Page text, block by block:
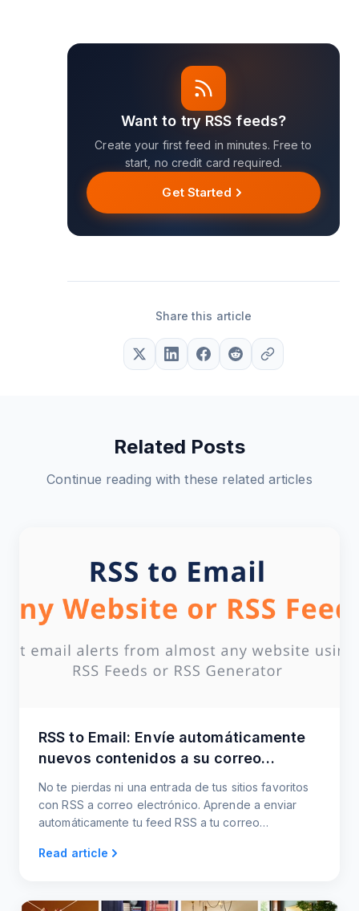
Want to try RSS feeds?
Create your first feed in minutes. Free to
start, no credit card required.
Get Started
Share this article
Related Posts
Continue reading with these related articles
RSS to Email: Envíe automáticamente
nuevos contenidos a su correo
electrónico
No te pierdas ni una entrada de tus sitios favoritos
con RSS a correo electrónico. Aprende a enviar
automáticamente tu feed RSS a tu correo
de entrada.
Read article